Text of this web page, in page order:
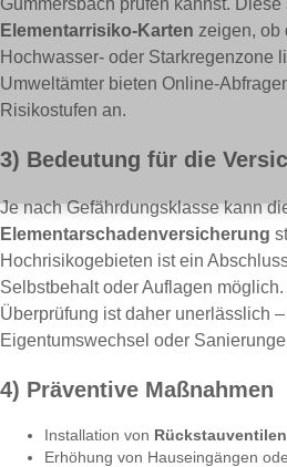
Gummersbach prüfen kannst. Diese
Elementarrisiko-Karten zeigen, ob
Hochwasser- oder Starkregenzone
Umweltämter bieten Online-
Risikostufen an.
3) Bedeutung für die
Je nach Gefährdungsklasse kann
Elementarschadenversicherung
Hochrisikogebieten ist ein
Selbstbehalt oder Auflagen
Überprüfung ist daher unerlässlich
Eigentumswechsel oder
4) Präventive Maßnahmen
Installation von Rückstauventilen
Erhöhung von Hauseingängen